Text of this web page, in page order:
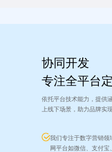
协同开发
专注全平台
依托平台技术能力，提供
上线下场景，助力品牌实
我们专注于数字营销
网平台如微信、支付